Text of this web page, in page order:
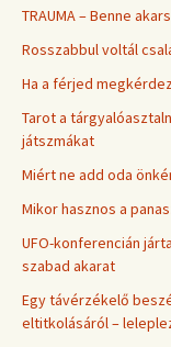
TRAUMA – Benne
Rosszabbul voltál
Ha a férjed
Tarot a
játszmákat
Miért ne add oda
Mikor hasznos a
UFO-konferencián
szabad akarat
Egy távérzékelő
eltitkolásáról –